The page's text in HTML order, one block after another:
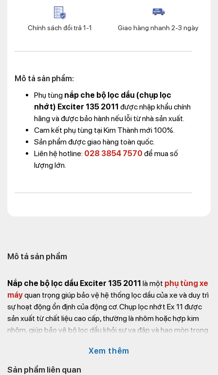
Chính sách đổi trả 1-1 Giao hàng nhanh 2-3 ngày
Mô tả sản phẩm:
Phụ tùng nắp che bộ lọc dầu (chụp lọc
nhớt) Exciter 135 2011 được nhập khẩu chính
hãng và được bảo hành nếu lỗi từ nhà sản xuất.
Cam kết phụ tùng tại Kim Thành mới 100%.
Sản phẩm được giao hàng toàn quốc.
Liên hệ hotline: 028 3854 7570 để mua số
lượng lớn.
Mô tả sản phẩm
Nắp che bộ lọc dầu Exciter 135 2011 là một phụ tùng xe
máyquan trọng giúp bảo vệ hệ thống lọc dầu của xe và duy trì
sự hoạt động ổn định của động cơ. Chụp lọc nhớt Ex 11 được
sản xuất từ chất liệu cao cấp, thường là nhôm hoặc hợp kim
nhôm, giúp bảo vệ bộ lọc dầu khỏi sự va đập và hao mòn trong
Thành:
Xem thêm
Sản phẩm liên quan